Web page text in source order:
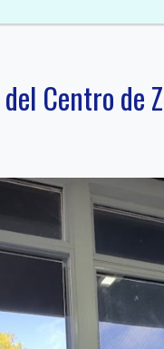
Centro de